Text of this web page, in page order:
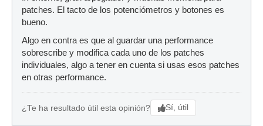
patches. El tacto de los potenciómetros y botones es
bueno.
Algo en contra es que al guardar una performance
sobrescribe y modifica cada uno de los patches
individuales, algo a tener en cuenta si usas esos patches
en otras performance.
¿Te ha resultado útil esta opinión? Sí, útil